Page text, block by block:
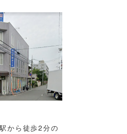
から徒歩2分の